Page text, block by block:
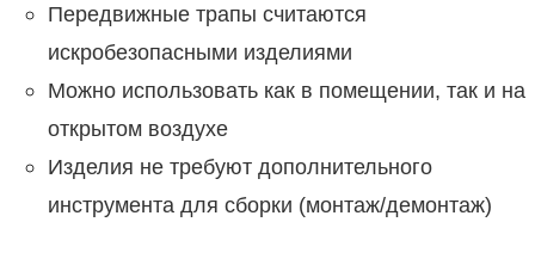
Передвижные трапы считаются
искробезопасными изделиями
Можно использовать как в помещении, так и на
открытом воздухе
Изделия не требуют дополнительного
инструмента для сборки (монтаж/демонтаж)